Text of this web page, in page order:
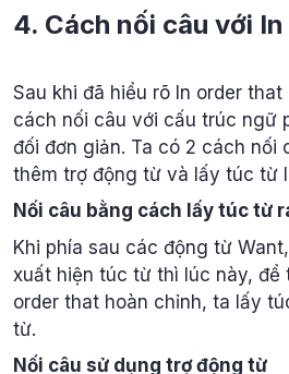
4. Cách nối câu với
Sau khi đã hiểu rõ In order
cách nối câu với cấu trúc ngữ
đối đơn giản. Ta có 2 cách nối
thêm trợ động từ và lấy túc từ
Nối câu bằng cách lấy túc từ
Khi phía sau các động từ
xuất hiện túc từ thì lúc này, để
order that hoàn chỉnh, ta lấy
từ.
Nối câu sử dụng trợ động từ